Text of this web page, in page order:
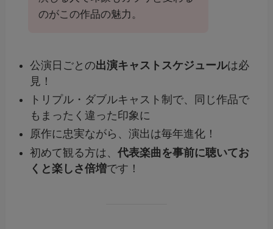
のがこの作品の魅力。
公演日ごとの出演キャストスケジュールは必
見！
トリプル・ダブルキャスト制で、同じ作品で
もまったく違った印象に
原作に忠実ながら、演出は毎年進化！
初めて観る方は、代表楽曲を事前に聴いてお
くと楽しさ倍増です！